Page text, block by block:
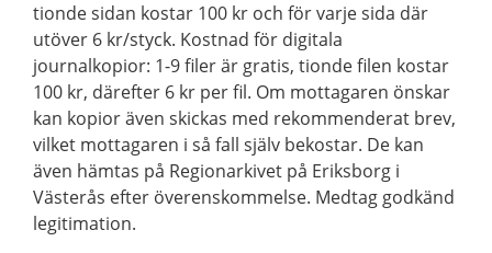
tionde sidan kostar 100 kr och för varje sida där
utöver 6 kr/styck. Kostnad för digitala
journalkopior: 1-9 filer är gratis, tionde filen kostar
100 kr, därefter 6 kr per fil. Om mottagaren önskar
kan kopior även skickas med rekommenderat brev,
vilket mottagaren i så fall själv bekostar. De kan
även hämtas på Regionarkivet på Eriksborg i
Västerås efter överenskommelse. Medtag godkänd
legitimation.